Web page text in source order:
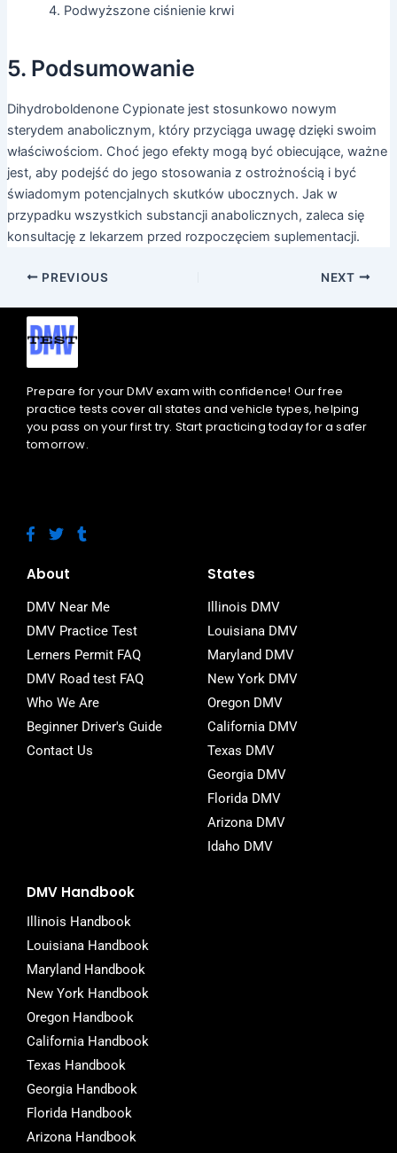
Podwyższone ciśnienie krwi
5. Podsumowanie
Dihydroboldenone Cypionate jest stosunkowo nowym
sterydem anabolicznym, który przyciąga uwagę dzięki swoim
właściwościom. Choć jego efekty mogą być obiecujące, ważne
jest, aby podejść do jego stosowania z ostrożnością i być
świadomym potencjalnych skutków ubocznych. Jak w
przypadku wszystkich substancji anabolicznych, zaleca się
konsultację z lekarzem przed rozpoczęciem suplementacji.
PREVIOUS NEXT
Prepare for your DMV exam with confidence! Our free
practice tests cover all states and vehicle types, helping
you pass on your first try. Start practicing today for a safer
tomorrow.
F
a
e
o
o
k
-
f
T
w
t
e
r
T
u
r
About
DMV Near Me
DMV Practice Test
Lerners Permit FAQ
DMV Road test FAQ
Who We Are
Beginner Driver's Guide
Contact Us
States
Illinois DMV
Louisiana DMV
Maryland DMV
New York DMV
Oregon DMV
California DMV
Texas DMV
Georgia DMV
Florida DMV
Arizona DMV
Idaho DMV
DMV Handbook
Illinois Handbook
Louisiana Handbook
Maryland Handbook
New York Handbook
Oregon Handbook
California Handbook
Texas Handbook
Georgia Handbook
Florida Handbook
Arizona Handbook